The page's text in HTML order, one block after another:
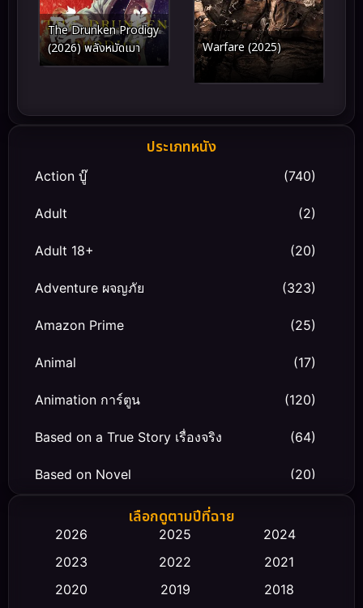
The Drunken Prodigy
(2026) พลังหมัดเมา
Warfare (2025)
ประเภทหนัง
Action บู๊ (740)
Adult (2)
Adult 18+ (20)
Adventure ผจญภัย (323)
Amazon Prime (25)
Animal (17)
Animation การ์ตูน (120)
Based on a True Story เรื่องจริง (64)
Based on Novel (20)
Biography ชีวิตจริง
Classic หนังคลาสสิก (23)
เลือกดูตามปีที่ฉาย
2026 2025
2024
2023
2022
2021
2020
2019
2018